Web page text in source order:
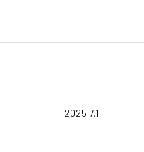
2025.7.1